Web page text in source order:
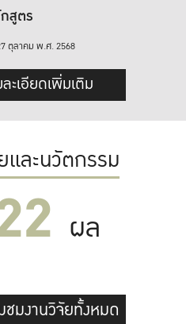
สูตร
ตุลาคม พ.ศ. 2568
ะเอียดเพิ่มเติม
และนวัตกรรม
ผล
ชมงานวิจัยทั้งหมด